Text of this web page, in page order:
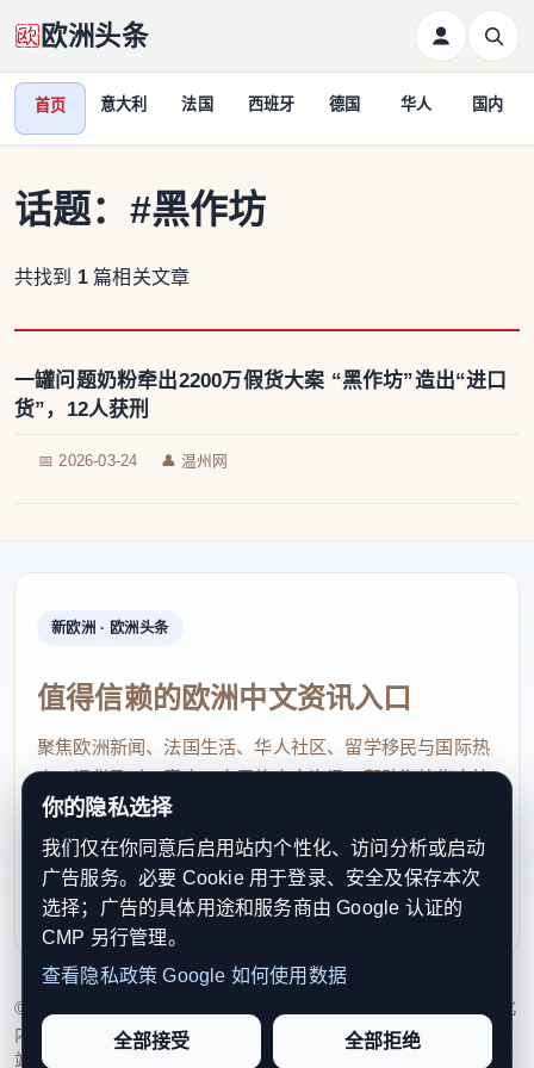
欧洲头条
首页 意大利 法国 西班牙 德国 华人 国内
话题： #黑作坊
共找到 1 篇相关文章
一罐问题奶粉牵出2200万假货大案 “黑作坊”造出“进口
货”，12人获刑
📅 2026-03-24 👤 温州网
新欧洲 · 欧洲头条
值得信赖的欧洲中文资讯入口
聚焦欧洲新闻、法国生活、华人社区、留学移民与国际热
点，提供及时、真实、实用的中文资讯，帮助海外华人快
速了解欧洲动态。
contact@xinouzhou.com
服务支持、版权与合作：工作日优先处理站务、投稿与权
利通知
© 2026 新欧洲·欧洲头条. All Rights Reserved. 本网站持续优化
内容透明度、联系方式与用户权利说明，以提升品牌信任感和
站点完整度。
你的隐私选择
我们仅在你同意后启用站内个性化、访问分析或启动
广告服务。必要 Cookie 用于登录、安全及保存本次
选择；广告的具体用途和服务商由 Google 认证的
CMP 另行管理。
查看隐私政策 Google 如何使用数据
全部接受 全部拒绝